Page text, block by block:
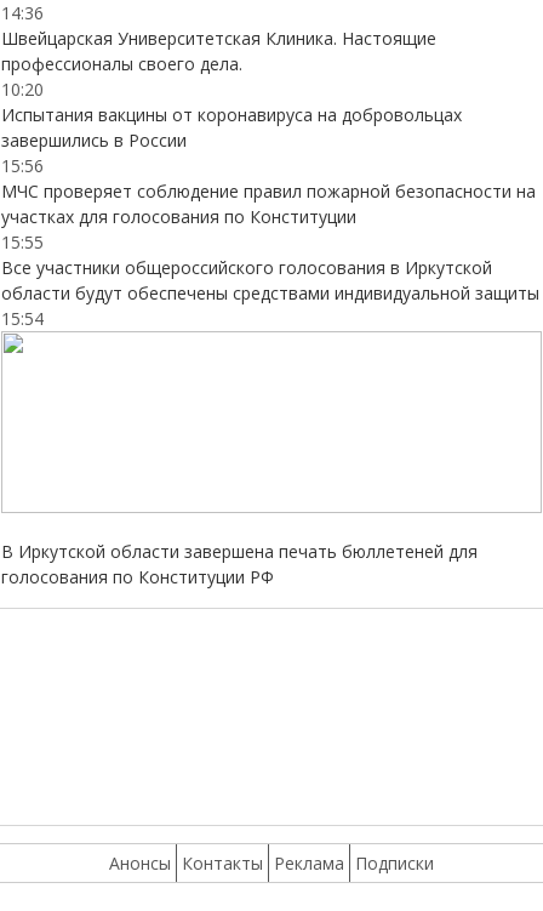
14:36
Швейцарская Университетская Клиника. Настоящие
профессионалы своего дела.
10:20
Испытания вакцины от коронавируса на добровольцах
завершились в России
15:56
МЧС проверяет соблюдение правил пожарной безопасности на
участках для голосования по Конституции
15:55
Все участники общероссийского голосования в Иркутской
области будут обеспечены средствами индивидуальной защиты
15:54
В Иркутской области завершена печать бюллетеней для
голосования по Конституции РФ
Анонсы Контакты Реклама Подписки